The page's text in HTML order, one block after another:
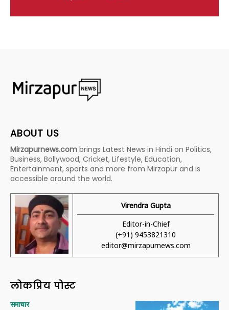
ABOUT US
Mirzapurnews.com brings Latest News in Hindi on Politics,
Business, Bollywood, Cricket, Lifestyle, Education,
Entertainment, sports and more from Mirzapur and is
accessible around the world.
Virendra Gupta
Editor-in-Chief
(+91) 9453821310
editor@mirzapurnews.com
लोकप्रिय पोस्ट
समाचार